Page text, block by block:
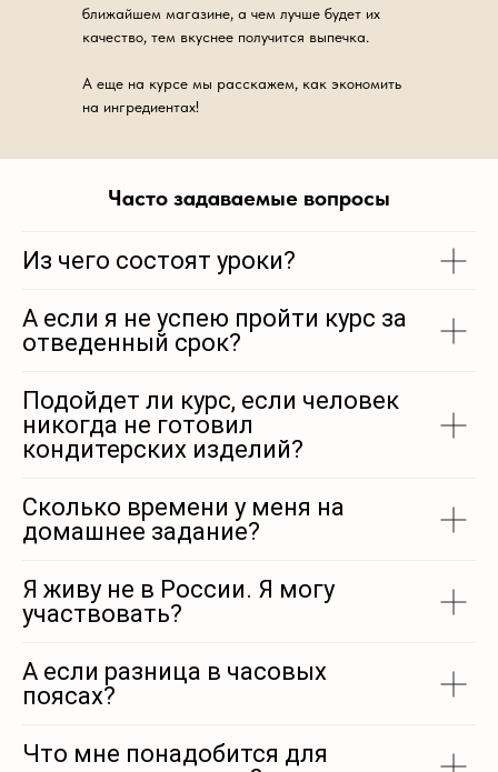
ближайшем магазине, а чем лучше будет их
качество, тем вкуснее получится выпечка.
А еще на курсе мы расскажем, как экономить
на ингредиентах!
Часто задаваемые вопросы
Из чего состоят уроки?
А если я не успею пройти курс за
отведенный срок?
Подойдет ли курс, если человек
никогда не готовил
кондитерских изделий?
Сколько времени у меня на
домашнее задание?
Я живу не в России. Я могу
участвовать?
А если разница в часовых
поясах?
Что мне понадобится для